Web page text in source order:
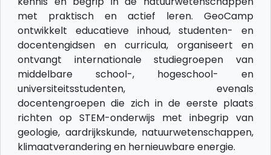
met praktisch en actief leren. GeoCamp
ontwikkelt educatieve inhoud, studenten- en
docentengidsen en curricula, organiseert en
ontvangt internationale studiegroepen van
middelbare school-, hogeschool- en
universiteitsstudenten, evenals
docentengroepen die zich in de eerste plaats
richten op STEM-onderwijs met inbegrip van
geologie, aardrijkskunde, natuurwetenschappen,
klimaatverandering en hernieuwbare energie.